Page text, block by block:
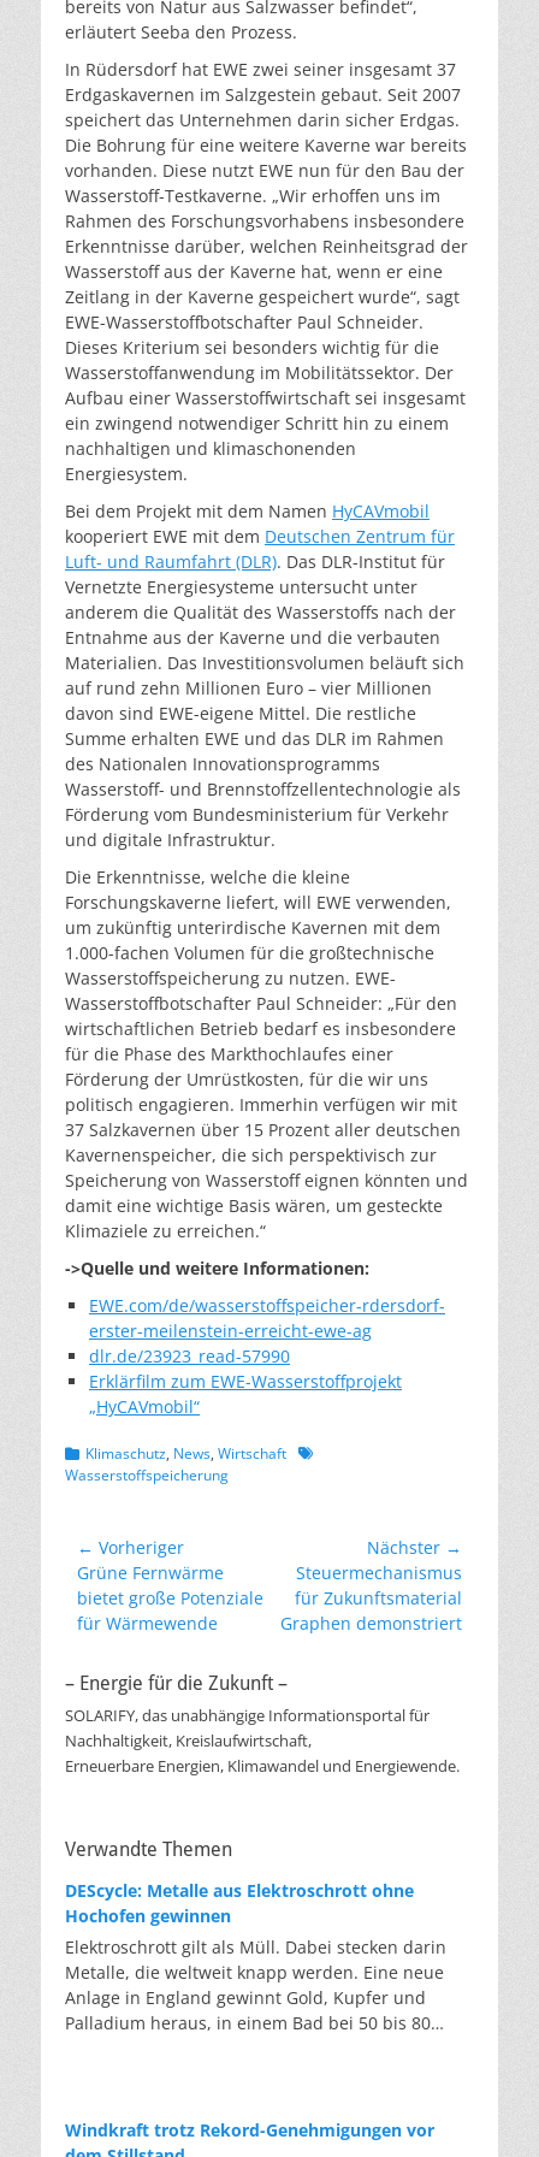
bereits von Natur aus Salzwasser befindet“,
erläutert Seeba den Prozess.
In Rüdersdorf hat EWE zwei seiner insgesamt 37
Erdgaskavernen im Salzgestein gebaut. Seit 2007
speichert das Unternehmen darin sicher Erdgas.
Die Bohrung für eine weitere Kaverne war bereits
vorhanden. Diese nutzt EWE nun für den Bau der
Wasserstoff-Testkaverne. „Wir erhoffen uns im
Rahmen des Forschungsvorhabens insbesondere
Erkenntnisse darüber, welchen Reinheitsgrad der
Wasserstoff aus der Kaverne hat, wenn er eine
Zeitlang in der Kaverne gespeichert wurde“, sagt
EWE-Wasserstoffbotschafter Paul Schneider.
Dieses Kriterium sei besonders wichtig für die
Wasserstoffanwendung im Mobilitätssektor. Der
Aufbau einer Wasserstoffwirtschaft sei insgesamt
ein zwingend notwendiger Schritt hin zu einem
nachhaltigen und klimaschonenden
Energiesystem.
Bei dem Projekt mit dem Namen HyCAVmobil
kooperiert EWE mit dem Deutschen Zentrum für
Luft- und Raumfahrt (DLR). Das DLR-Institut für
Vernetzte Energiesysteme untersucht unter
anderem die Qualität des Wasserstoffs nach der
Entnahme aus der Kaverne und die verbauten
Materialien. Das Investitionsvolumen beläuft sich
auf rund zehn Millionen Euro – vier Millionen
davon sind EWE-eigene Mittel. Die restliche
Summe erhalten EWE und das DLR im Rahmen
des Nationalen Innovationsprogramms
Wasserstoff- und Brennstoffzellentechnologie als
Förderung vom Bundesministerium für Verkehr
und digitale Infrastruktur.
Die Erkenntnisse, welche die kleine
Forschungskaverne liefert, will EWE verwenden,
um zukünftig unterirdische Kavernen mit dem
1.000-fachen Volumen für die großtechnische
Wasserstoffspeicherung zu nutzen. EWE-
Wasserstoffbotschafter Paul Schneider: „Für den
wirtschaftlichen Betrieb bedarf es insbesondere
für die Phase des Markthochlaufes einer
Förderung der Umrüstkosten, für die wir uns
politisch engagieren. Immerhin verfügen wir mit
37 Salzkavernen über 15 Prozent aller deutschen
Kavernenspeicher, die sich perspektivisch zur
Speicherung von Wasserstoff eignen könnten und
damit eine wichtige Basis wären, um gesteckte
Klimaziele zu erreichen.“
->Quelle und weitere Informationen:
EWE.com/de/wasserstoffspeicher-rdersdorf-
erster-meilenstein-erreicht-ewe-ag
dlr.de/23923_read-57990
Erklärfilm zum EWE-Wasserstoffprojekt
„HyCAVmobil“
Kategorien
Klimaschutz, News, Wirtschaft Schlagworte
Wasserstoffspeicherung
Beitragsnavigation
← Vorheriger
Vorheriger
Beitrag:
Grüne Fernwärme
bietet große Potenziale
für Wärmewende
Nächster →
Nächster
Beitrag:
Steuermechanismus
für Zukunftsmaterial
Graphen demonstriert
– Energie für die Zukunft –
SOLARIFY, das unabhängige Informationsportal für
Nachhaltigkeit, Kreislaufwirtschaft,
Erneuerbare Energien, Klimawandel und Energiewende.
Verwandte Themen
DEScycle: Metalle aus Elektroschrott ohne
Hochofen gewinnen
Elektroschrott gilt als Müll. Dabei stecken darin
Metalle, die weltweit knapp werden. Eine neue
Anlage in England gewinnt Gold, Kupfer und
Palladium heraus, in einem Bad bei 50 bis 80
tausend Grad ein. Energieintensiv und nur im
industriellen Großmaßstab möglich. Das Londoner
Windkraft trotz Rekord-Genehmigungen vor